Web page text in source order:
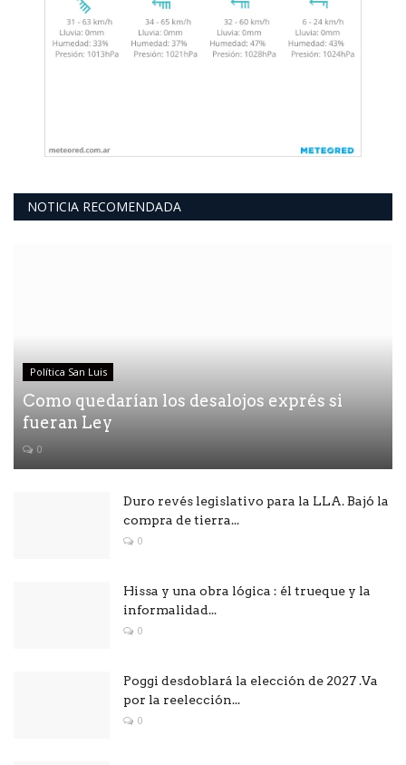
NOTICIA RECOMENDADA
Política San Luis
Como quedarían los desalojos exprés si
fueran Ley
0
Duro revés legislativo para la LLA. Bajó la
compra de tierra...
0
Hissa y una obra lógica : él trueque y la
informalidad...
0
Poggi desdoblará la elección de 2027 .Va
por la reelección...
0